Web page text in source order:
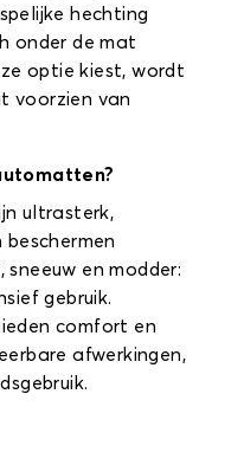
hechting
onder de mat
optie kiest, wordt
voorzien van
ultrasterk,
en modder:
gebruik.
comfort en
afwerkingen,